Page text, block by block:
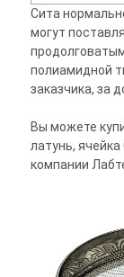
Сита
могут
полиамидной
заказчика, за
Вы можете
латунь,
компании